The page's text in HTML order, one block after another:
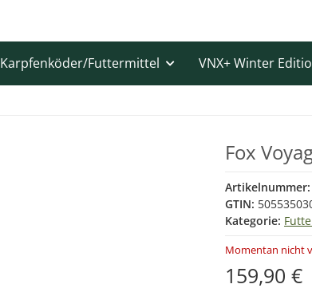
Karpfenköder/Futtermittel VNX+ Winter
Fox
Artikelnummer:
GTIN:
Kategorie:
Momentan nicht
159,90 €